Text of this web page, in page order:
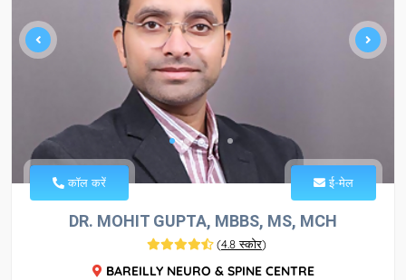
कॉल करें ई-मेल
DR. MOHIT GUPTA, MBBS, MS, MCH
(4.8 स्कोर)
BAREILLY NEURO & SPINE CENTRE